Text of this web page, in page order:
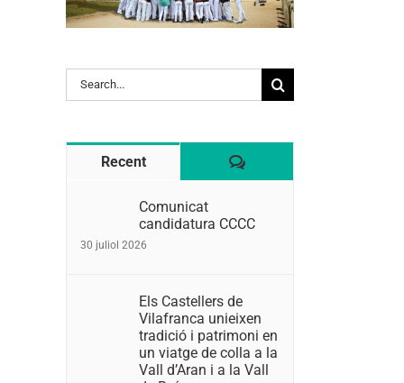
Search
for:
Recent Comentaris
Comunicat
candidatura CCCC
30 juliol 2026
Els Castellers de
Vilafranca unieixen
tradició i patrimoni en
un viatge de colla a la
Vall d’Aran i a la Vall